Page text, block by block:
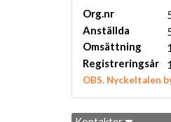
Org.nr
Anställda
Omsättning
Registreringsår
OBS. Nyckeltalen